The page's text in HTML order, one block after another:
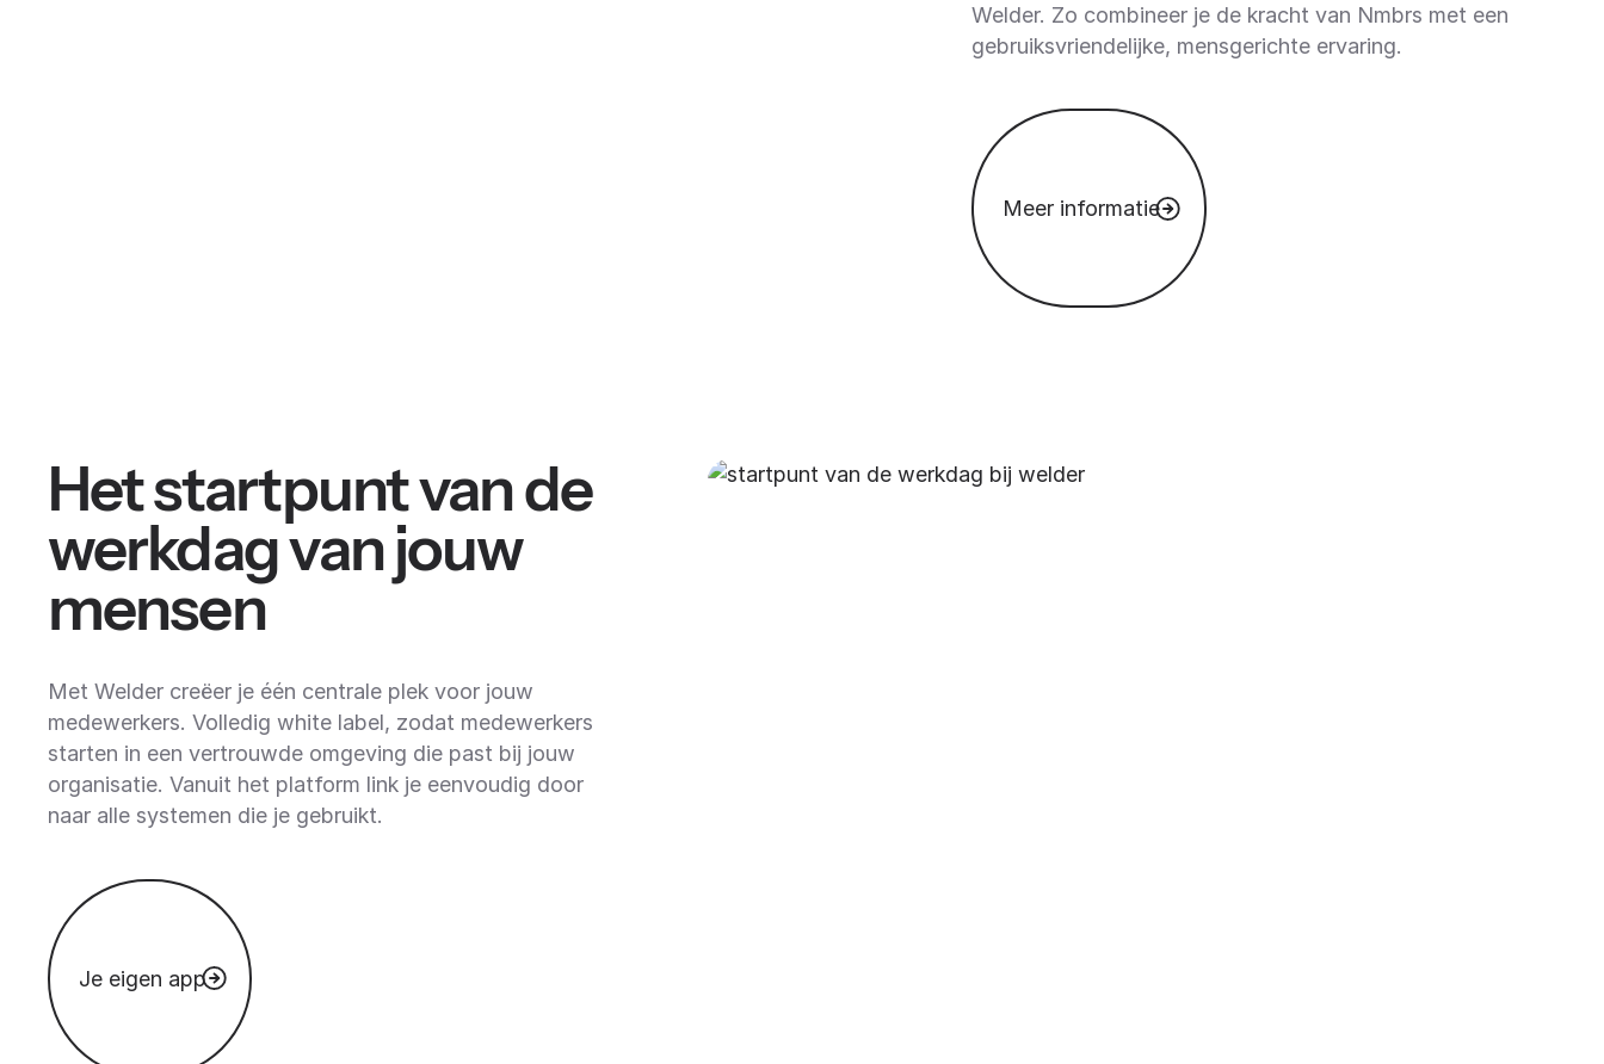
Welder. Zo combineer je de kracht van Nmbrs met een
gebruiksvriendelijke, mensgerichte ervaring.
Meer informatie
Het startpunt van de
werkdag van jouw
mensen
Met Welder creëer je één centrale plek voor jouw
medewerkers. Volledig white label, zodat medewerkers
starten in een vertrouwde omgeving die past bij jouw
organisatie. Vanuit het platform link je eenvoudig door
naar alle systemen die je gebruikt.
Je eigen app